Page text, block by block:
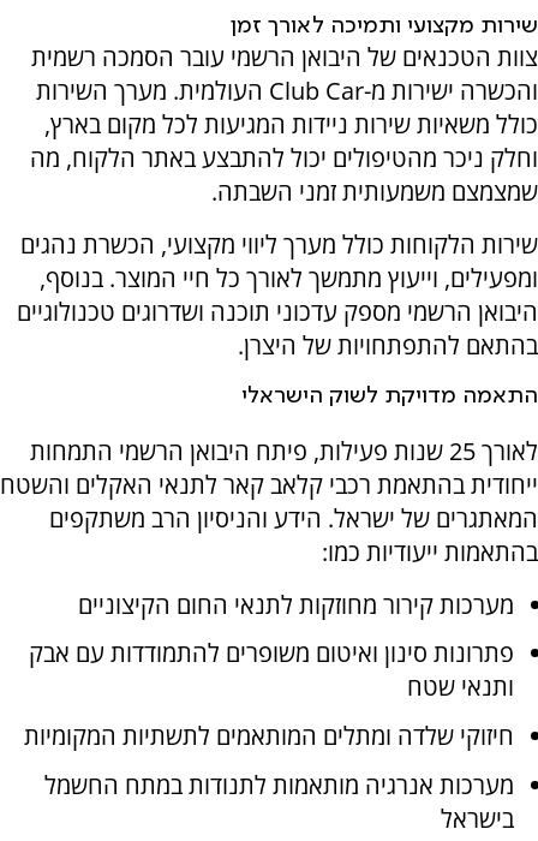
שירות מקצועי ותמיכה לאורך זמן
צוות הטכנאים של היבואן הרשמי עובר הסמכה רשמית
והכשרה ישירות מ-Club Car העולמית. מערך השירות
כולל משאיות שירות ניידות המגיעות לכל מקום בארץ,
וחלק ניכר מהטיפולים יכול להתבצע באתר הלקוח, מה
שמצמצם משמעותית זמני השבתה.
שירות הלקוחות כולל מערך ליווי מקצועי, הכשרת נהגים
ומפעילים, וייעוץ מתמשך לאורך כל חיי המוצר. בנוסף,
היבואן הרשמי מספק עדכוני תוכנה ושדרוגים טכנולוגיים
בהתאם להתפתחויות של היצרן.
התאמה מדויקת לשוק הישראלי
לאורך 25 שנות פעילות, פיתח היבואן הרשמי התמחות
ייחודית בהתאמת רכבי קלאב קאר לתנאי האקלים והשטח
המאתגרים של ישראל. הידע והניסיון הרב משתקפים
בהתאמות ייעודיות כמו:
מערכות קירור מחוזקות לתנאי החום הקיצוניים
פתרונות סינון ואיטום משופרים להתמודדות עם אבק
ותנאי שטח
חיזוקי שלדה ומתלים המותאמים לתשתיות המקומיות
מערכות אנרגיה מותאמות לתנודות במתח החשמל
בישראל